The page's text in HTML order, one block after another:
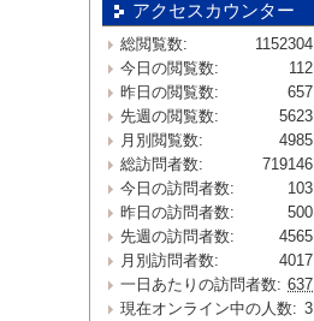
アクセスカウンター
1152304
総閲覧数:
112
今日の閲覧数:
657
昨日の閲覧数:
5623
先週の閲覧数:
4985
月別閲覧数:
719146
総訪問者数:
103
今日の訪問者数:
500
昨日の訪問者数:
4565
先週の訪問者数:
4017
月別訪問者数:
637
一日あたりの訪問者数:
3
現在オンライン中の人数: